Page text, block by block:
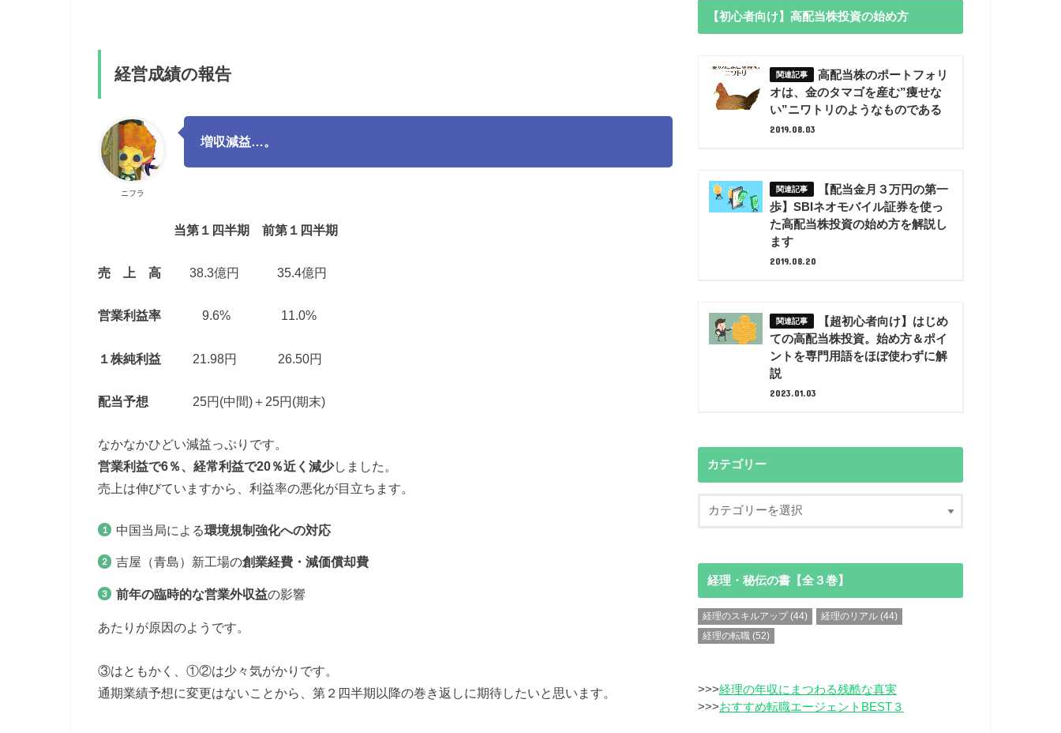
経営成績の報告
ニフラ
増収減益…。
当第１四半期 前第１四半期
売 上 高 38.3億円 35.4億円
営業利益率 9.6% 11.0%
１株純利益 21.98円 26.50円
配当予想 25円(中間)＋25円(期末)
なかなかひどい減益っぷりです。
営業利益で6％、経常利益で20％近く減少しました。
売上は伸びていますから、利益率の悪化が目立ちます。
中国当局による環境規制強化への対応
吉屋（青島）新工場の創業経費・減価償却費
前年の臨時的な営業外収益の影響
あたりが原因のようです。
③はともかく、①②は少々気がかりです。
通期業績予想に変更はないことから、第２四半期以降の巻き返しに期待したいと思います。
【初心者向け】高配当株投資の始め方
高配当株のポートフォリ
オは、金のタマゴを産む”痩せな
い”ニワトリのようなものである
2019.08.03
【配当金月３万円の第一
歩】SBIネオモバイル証券を使っ
た高配当株投資の始め方を解説し
ます
2019.08.20
【超初心者向け】はじめ
ての高配当株投資。始め方＆ポイ
ントを専門用語をほぼ使わずに解
説
2023.01.03
カテゴリー
経理・秘伝の書【全３巻】
経理のスキルアップ (44) 経理のリアル (44)
経理の転職 (52)
>>>経理の年収にまつわる残酷な真実
>>>おすすめ転職エージェントBEST３